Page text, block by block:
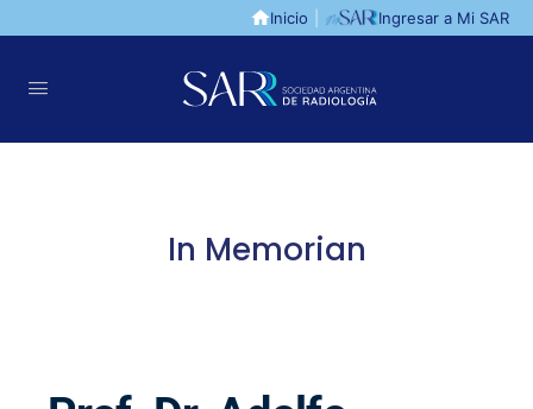
Inicio Ingresar a Mi SAR
In Memorian